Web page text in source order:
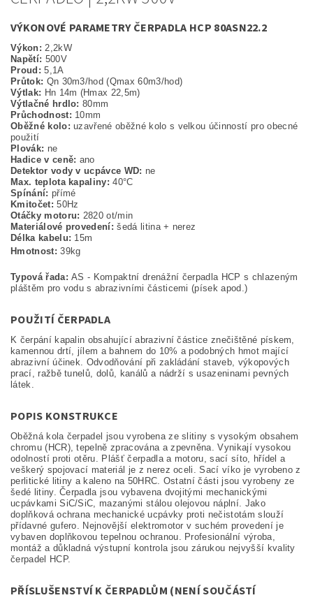
VÝKONOVÉ PARAMETRY ČERPADLA HCP 80ASN22.2
Výkon: 2,2kW
Napětí: 500V
Proud: 5,1A
Průtok: Qn 30m3/hod (Qmax 60m3/hod)
Výtlak: Hn 14m (Hmax 22,5m)
Výtlačné hrdlo:80mm
Průchodnost: 10mm
Oběžné kolo:uzavřené oběžné kolo s velkou účinností pro obecné
použití
Plovák: ne
Hadice v ceně: ano
Detektor vody v ucpávce WD: ne
Max. teplota kapaliny:40°C
Spínání: přímé
Kmitočet:50Hz
Otáčky motoru: 2820 ot/min
Materiálové provedení:šedá litina + nerez
Délka kabelu: 15m
Hmotnost: 39kg
Typová řada:AS - Kompaktní drenážní čerpadla HCP s chlazeným
pláštěm pro vodu s abrazivními částicemi (písek apod.)
POUŽITÍ ČERPADLA
K čerpání kapalin obsahující abrazivní částice znečištěné pískem,
kamennou drtí, jílem a bahnem do 10% a podobných hmot mající
abrazivní účinek. Odvodňování při zakládání staveb, výkopových
prací, ražbě tunelů, dolů, kanálů a nádrží s usazeninami pevných
látek.
POPIS KONSTRUKCE
Oběžná kola čerpadel jsou vyrobena ze slitiny s vysokým obsahem
chromu (HCR), tepelně zpracována a zpevněna. Vynikají vysokou
odolností proti otěru. Plášť čerpadla a motoru, sací síto, hřídel a
veškerý spojovací materiál je z nerez oceli. Sací víko je vyrobeno z
perlitické litiny a kaleno na 50HRC. Ostatní části jsou vyrobeny ze
šedé litiny. Čerpadla jsou vybavena dvojitými mechanickými
ucpávkami SiC/SiC, mazanými stálou olejovou náplní. Jako
doplňková ochrana mechanické ucpávky proti nečistotám slouží
přídavné gufero. Nejnovější elektromotor v suchém provedení je
vybaven doplňkovou tepelnou ochranou. Profesionální výroba,
montáž a důkladná výstupní kontrola jsou zárukou nejvyšší kvality
čerpadel HCP.
PŘÍSLUŠENSTVÍ K ČERPADLŮM (NENÍ SOUČÁSTÍ